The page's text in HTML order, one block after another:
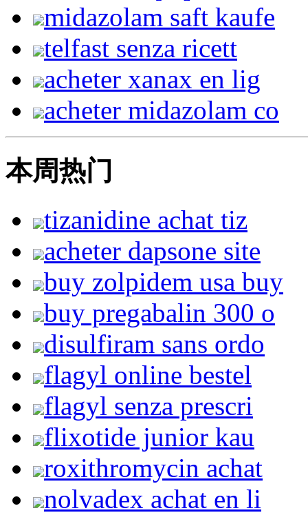
midazolam saft kaufe
telfast senza ricett
acheter xanax en lig
acheter midazolam co
本周热门
tizanidine achat tiz
acheter dapsone site
buy zolpidem usa buy
buy pregabalin 300 o
disulfiram sans ordo
flagyl online bestel
flagyl senza prescri
flixotide junior kau
roxithromycin achat
nolvadex achat en li